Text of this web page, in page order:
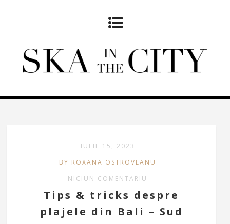
IULIE 15, 2023
BY ROXANA OSTROVEANU
NICIUN COMENTARIU
Tips & tricks despre
plajele din Bali – Sud